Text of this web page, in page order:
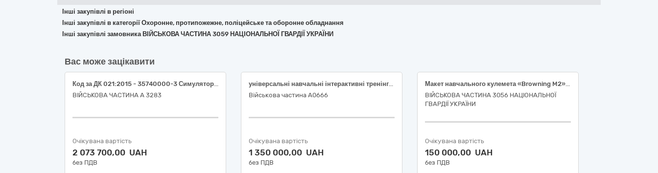
Інші закупівлі в регіоні
Інші закупівлі в категорії Охоронне, протипожежне, поліцейське та оборонне обладнання
Інші закупівлі замовника ВІЙСЬКОВА ЧАСТИНА 3059 НАЦІОНАЛЬНОЇ ГВАРДІЇ УКРАЇНИ
Вас може зацікавити
Код за ДК 021:2015 - 35740000-3 Симулятори бойових дій
ВІЙСЬКОВА ЧАСТИНА А 3283
Очікувана вартість
2 073 700,00 UAH
без ПДВ
універсальні навчальні інтерактивні тренінгові системи виробництва ТОВ "Л7 ІНДАСТРІ"
Військова частина А0666
Очікувана вартість
1 350 000,00 UAH
без ПДВ
Макет навчального кулемета «Browning M2» зі стійкою (туреллю)
ВІЙСЬКОВА ЧАСТИНА 3056 НАЦІОНАЛЬНОЇ
ГВАРДІЇ УКРАЇНИ
Очікувана вартість
150 000,00 UAH
без ПДВ